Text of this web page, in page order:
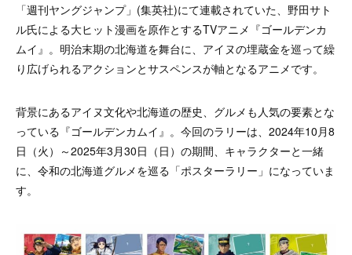
「週刊ヤングジャンプ」(集英社)にて連載されていた、野田サト
ル氏による大ヒット漫画を原作とするTVアニメ『ゴールデンカ
ムイ』。明治末期の北海道を舞台に、アイヌの埋蔵金を巡って繰
り広げられるアクションとサスペンスが軸となるアニメです。
背景にあるアイヌ文化や北海道の歴史、グルメも人気の要素とな
っている『ゴールデンカムイ』。今回のラリーは、2024年10月8
日（火）～2025年3月30日（日）の期間、キャラクターと一緒
に、令和の北海道グルメを巡る「ポスターラリー」になっていま
す。